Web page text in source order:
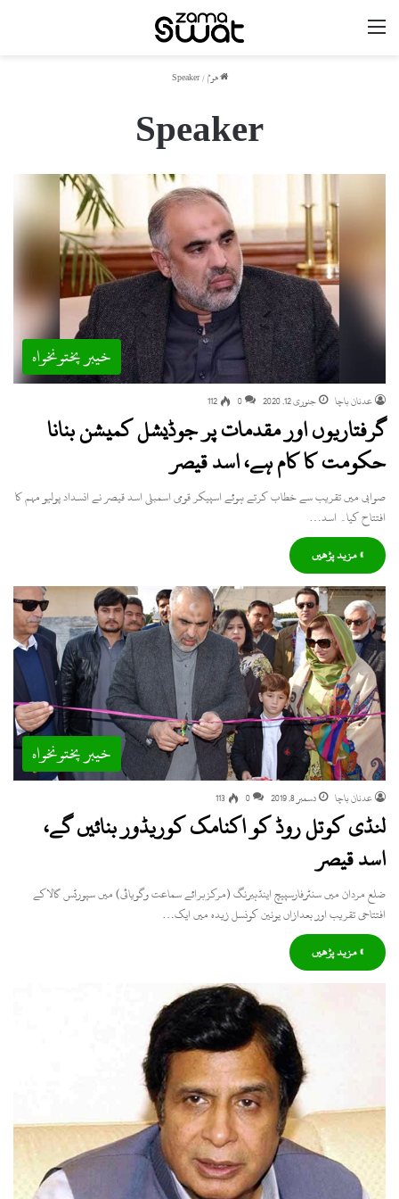
ھوم /
Speaker
Speaker
خیبر پختونخواہ
عدنان باچا جنوری 12, 2020 0
112
گرفتاریوں اور مقدمات پر جوڈیشل کمیشن بنانا
حکومت کا کام ہے، اسد قیصر
صوابی میں تقریب سے خطاب کرتے ہوئے اسپیکر قومی اسمبلی اسد قیصر نے انسداد پولیو مہم کا
افتتاح کیا۔ اسد…
» مزید پڑھیں
خیبر پختونخواہ
عدنان باچا دسمبر 8, 2019 0
113
لنڈی کوتل روڈ کو اکنامک کوریڈور بنائیں گے،
اسد قیصر
ضلع مردان میں سنٹرفارسپیچ اینڈہیرنگ (مرکزبرائے سماعت وگویائی) میں سپورٹس گالاکے
افتتاحی تقریب اور بعدازاں یونین کونسل زیدہ میں ایک…
» مزید پڑھیں